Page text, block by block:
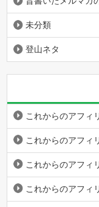
未分類
登山ネタ
これからのアフィ
これからのアフィ
これからのアフィ
これからのアフィ